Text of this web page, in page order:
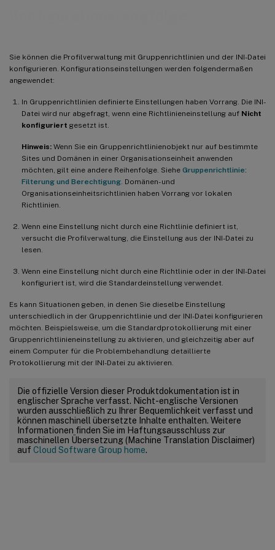
Sie können die Profilverwaltung mit Gruppenrichtlinien und der INI-Datei
konfigurieren. Konfigurationseinstellungen werden folgendermaßen
angewendet:
In Gruppenrichtlinien definierte Einstellungen haben Vorrang. Die INI-
Datei wird nur abgefragt, wenn eine Richtlinieneinstellung auf Nicht
konfiguriert gesetzt ist.
Hinweis: Wenn Sie ein Gruppenrichtlinienobjekt nur auf bestimmte
Sites und Domänen in einer Organisationseinheit anwenden
möchten, gilt eine andere Reihenfolge. Siehe Gruppenrichtlinie:
Filterung und Berechtigung . Domänen- und
Organisationseinheitsrichtlinien haben Vorrang vor lokalen
Richtlinien.
Wenn eine Einstellung nicht durch eine Richtlinie definiert ist,
versucht die Profilverwaltung, die Einstellung aus der INI-Datei zu
lesen.
Wenn eine Einstellung nicht durch eine Richtlinie oder in der INI-Datei
konfiguriert ist, wird die Standardeinstellung verwendet.
Es kann Situationen geben, in denen Sie dieselbe Einstellung
unterschiedlich in der Gruppenrichtlinie und der INI-Datei konfigurieren
möchten. Beispielsweise, um die Standardprotokollierung mit einer
Gruppenrichtlinieneinstellung zu aktivieren, und gleichzeitig aber auf
einem Computer für die Problembehandlung detaillierte
Protokollierung mit der INI-Datei zu aktivieren.
Die offizielle Version dieser Produktdokumentation ist in
englischer Sprache verfasst. Nicht-englische Versionen
wurden ausschließlich zu Ihrer Bequemlichkeit verfasst und
können maschinell übersetzte Inhalte enthalten. Weitere
Informationen finden Sie im Haftungsausschluss zur
maschinellen Übersetzung (Machine Translation Disclaimer)
auf Cloud Software Group home.